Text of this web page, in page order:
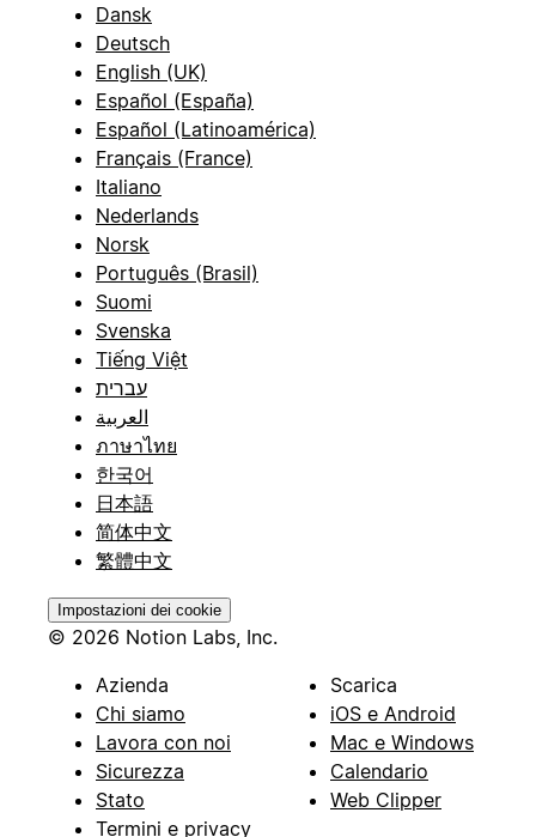
Dansk
Deutsch
English (UK)
Español (España)
Español (Latinoamérica)
Français (France)
Italiano
Nederlands
Norsk
Português (Brasil)
Suomi
Svenska
Tiếng Việt
עברית
العربية
ภาษาไทย
한국어
日本語
简体中文
繁體中文
Impostazioni dei cookie
© 2026 Notion Labs, Inc.
Azienda
Chi siamo
Lavora con noi
Sicurezza
Stato
Termini e privacy
Scarica
iOS e Android
Mac e Windows
Calendario
Web Clipper